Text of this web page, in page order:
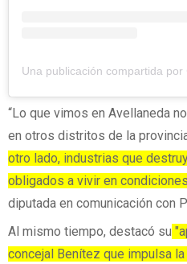
“Lo que vimos en Avellaneda
en otros distritos de la
otro lado, industrias que
obligados a vivir en
diputada en comunicación con
Al mismo tiempo, destacó su
concejal Benítez que impulsa